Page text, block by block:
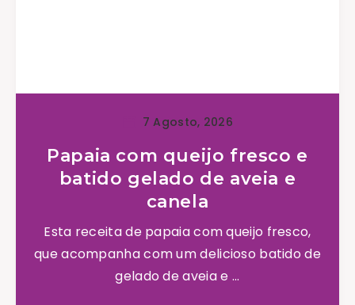
7 Agosto, 2026
Papaia com queijo fresco e
batido gelado de aveia e
canela
Esta receita de papaia com queijo fresco,
que acompanha com um delicioso batido de
gelado de aveia e ...